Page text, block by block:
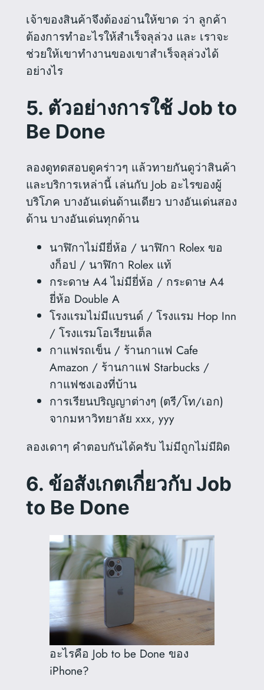
เจ้าของสินค้าจึงต้องอ่านให้ขาด ว่า ลูกค้า
ต้องการทำอะไรให้สำเร็จลุล่วง และ เราจะ
ช่วยให้เขาทำงานของเขาสำเร็จลุล่วงได้
อย่างไร
5. ตัวอย่างการใช้ Job to
Be Done
ลองดูทดสอบดูคร่าวๆ แล้วทายกันดูว่าสินค้า
และบริการเหล่านี้ เล่นกับ Job อะไรของผู้
บริโภค บางอันเด่นด้านเดียว บางอันเด่นสอง
ด้าน บางอันเด่นทุกด้าน
นาฬิกาไม่มียี่ห้อ / นาฬิกา Rolex ขอ
งก็อป / นาฬิกา Rolex แท้
กระดาษ A4 ไม่มียี่ห้อ / กระดาษ A4
ยี่ห้อ Double A
โรงแรมไม่มีแบรนด์ / โรงแรม Hop Inn
/ โรงแรมโอเรียนเต็ล
กาแฟรถเข็น / ร้านกาแฟ Cafe
Amazon / ร้านกาแฟ Starbucks /
กาแฟชงเองที่บ้าน
การเรียนปริญญาต่างๆ (ตรี/โท/เอก)
จากมหาวิทยาลัย xxx, yyy
ลองเดาๆ คำตอบกันได้ครับ ไม่มีถูกไม่มีผิด
6. ข้อสังเกตเกี่ยวกับ Job
to Be Done
อะไรคือ Job to be Done ของ
iPhone?